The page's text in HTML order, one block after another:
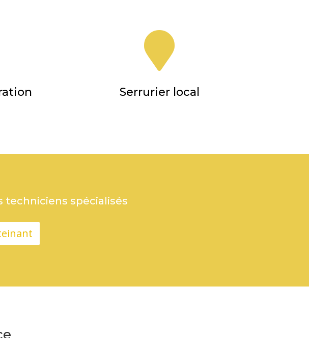

Serrurier local
techniciens spécialisés